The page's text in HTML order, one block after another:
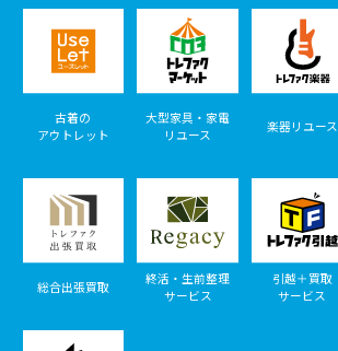
古着の
アウトレット
大型家具・家電
リユース
楽器リユース
総合出張買取
終活・生前整理
サービス
引越＋買取
サービス